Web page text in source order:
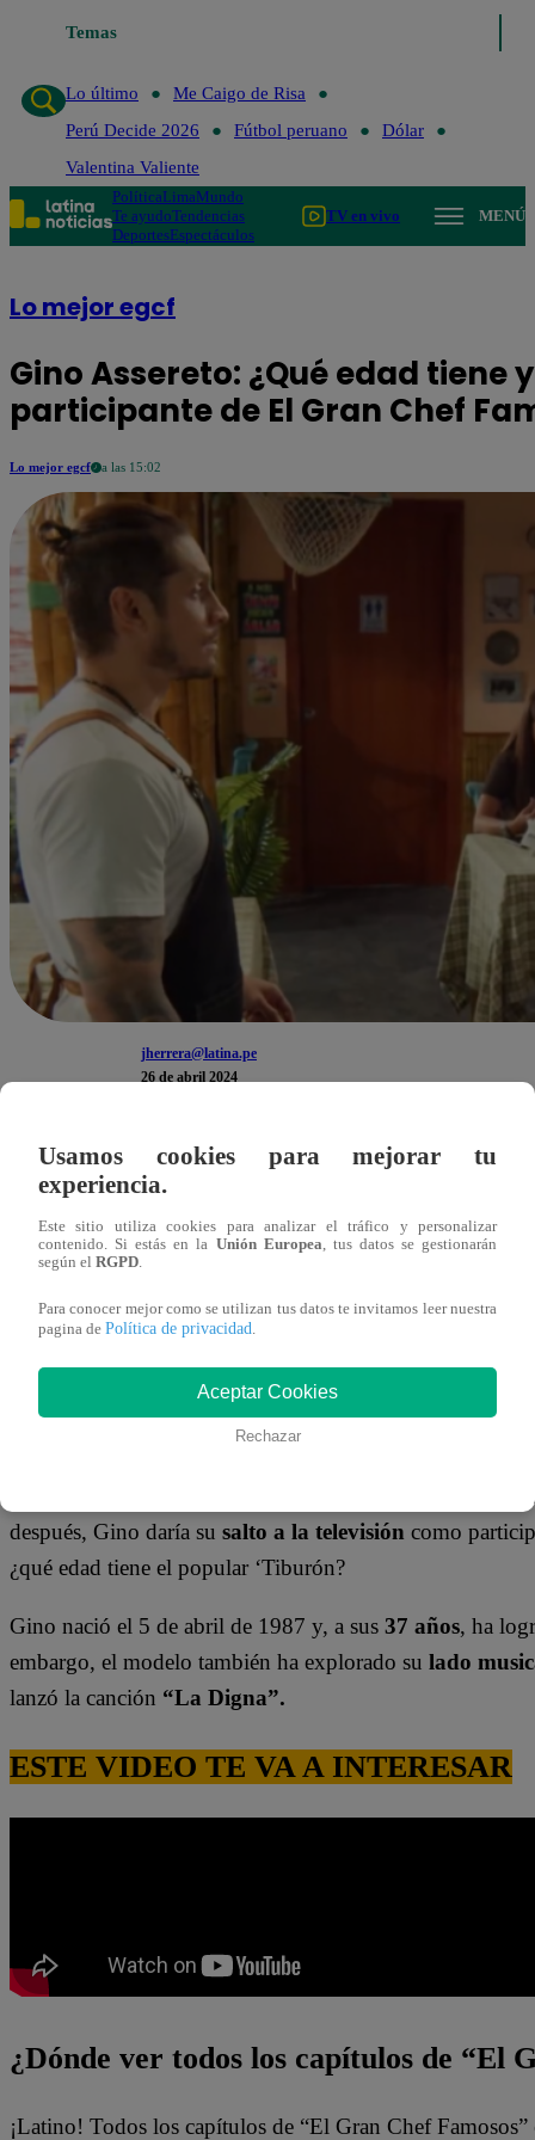
Temas
Me Caigo de Risa
Lo último
Me Caigo de Risa
Perú Decide 2026
Fútbol peruano
Dólar
Valentina Valiente
PolíticaLimaMundo
Te ayudoTendencias
DeportesEspectáculos
TV en vivo MENÚ
Lo mejor egcf
Gino Assereto: ¿Qué edad tiene
participante de El Gran Chef
Lo mejor egcf a las 15:02
jherrera@latina.pe
26 de abril 2024
Hoy el participante de“El Gran Chef Famosos. El
nuevo reto culinario, esta vez junto a su hermano Jota
sentencia con tal de continuar acompañándonosfrente a
en estar en televisión
tiene poco que ver con su paso por la tele.
TE PUEDE INTERESAR |El Gran Chef
recibirán refuerzo de sus familiares
propuesta
después, Gino daría su salto a la televisión como
¿qué edad tiene el popular ‘Tiburón?
Gino nació el 5 de abril de 1987 y, a sus 37 años, ha
embargo, el modelo también ha explorado su lado
lanzó la canción “La Digna”.
ESTE VIDEO TE VA A INTERESAR
¿Dónde ver todos los capítulos de “El
¡Latino! Todos los capítulos de “El Gran Chef
Usamos cookies para mejorar tu
experiencia.
Este sitio utiliza cookies para analizar el tráfico y personalizar
contenido. Si estás en la Unión Europea , tus datos se gestionarán
según el RGPD
Para conocer mejor como se utilizan tus datos te invitamos leer nuestra
pagina de Política de privacidad
Aceptar Cookies
Rechazar